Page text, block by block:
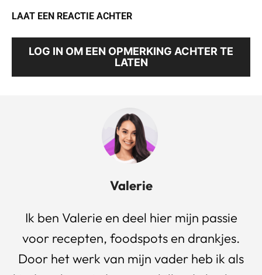
LAAT EEN REACTIE ACHTER
LOG IN OM EEN OPMERKING ACHTER TE
LATEN
Valerie
Ik ben Valerie en deel hier mijn passie
voor recepten, foodspots en drankjes.
Door het werk van mijn vader heb ik als